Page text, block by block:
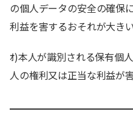
の個人データの安全の確保
利益を害するおそれが大き
ｵ)本人が識別される保有個
人の権利又は正当な利益が